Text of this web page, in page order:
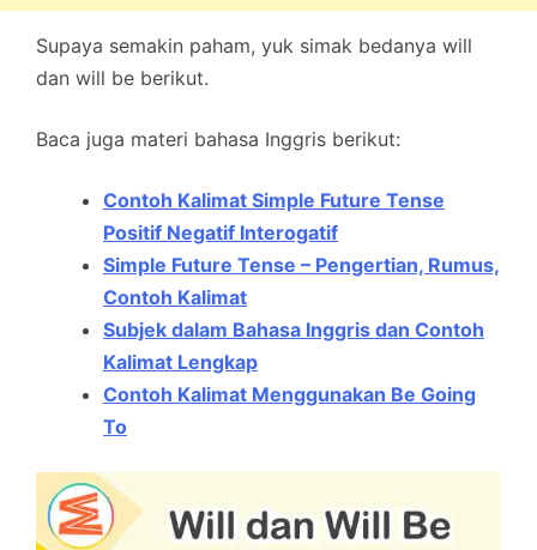
Supaya semakin paham, yuk simak bedanya will
dan will be berikut.
Baca juga materi bahasa Inggris berikut:
Contoh Kalimat Simple Future Tense
Positif Negatif Interogatif
Simple Future Tense – Pengertian, Rumus,
Contoh Kalimat
Subjek dalam Bahasa Inggris dan Contoh
Kalimat Lengkap
Contoh Kalimat Menggunakan Be Going
To